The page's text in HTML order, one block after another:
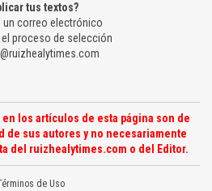
tus textos?
un correo electrónico
proceso de selección
los artículos de esta página son de
de sus autores y no necesariamente
del ruizhealytimes.com o del Editor.
de Uso